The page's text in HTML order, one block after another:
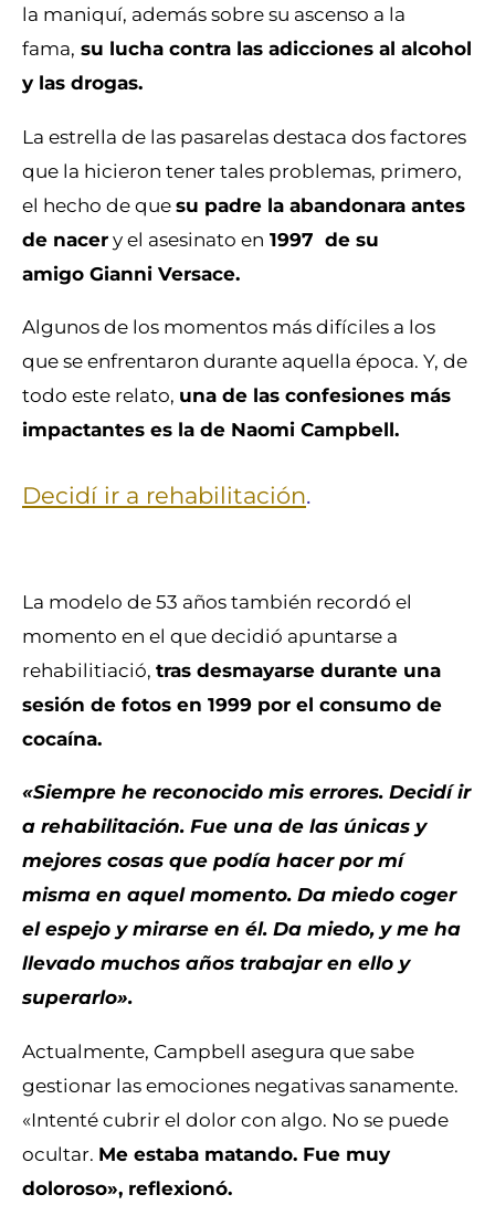
la maniquí, además sobre su ascenso a la
fama, su lucha contra las adicciones al alcohol
y las drogas.
La estrella de las pasarelas destaca dos factores
que la hicieron tener tales problemas, primero,
el hecho de quesu padre la abandonara antes
de nacery el asesinato en 1997 de su
amigo Gianni Versace.
Algunos de los momentos más difíciles a los
que se enfrentaron durante aquella época. Y, de
todo este relato, una de las confesiones más
impactantes es la de Naomi Campbell.
Decidí ir a rehabilitación.
La modelo de 53 años también recordó el
momento en el que decidió apuntarse a
rehabilitiació, tras desmayarse durante una
sesión de fotos en 1999 por el consumo de
cocaína.
«Siempre he reconocido mis errores. Decidí ir
a rehabilitación. Fue una de las únicas y
mejores cosas que podía hacer por mí
misma en aquel momento. Da miedo coger
el espejo y mirarse en él. Da miedo, y me ha
llevado muchos años trabajar en ello y
superarlo».
Actualmente, Campbell asegura que sabe
gestionar las emociones negativas sanamente.
«Intenté cubrir el dolor con algo. No se puede
ocultar. Me estaba matando. Fue muy
doloroso», reflexionó.